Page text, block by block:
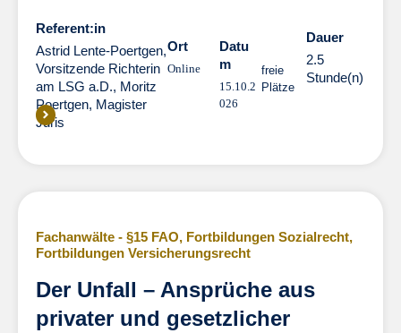
Referent:in
Astrid Lente-Poertgen,
Vorsitzende Richterin
am LSG a.D., Moritz
Poertgen, Magister
Juris
Ort
Online
Datu
m
15.10.2
026
freie
Plätze
Dauer
2.5
Stunde(n)
Fachanwälte - §15 FAO, Fortbildungen Sozialrecht,
Fortbildungen Versicherungsrecht
Der Unfall – Ansprüche aus
privater und gesetzlicher